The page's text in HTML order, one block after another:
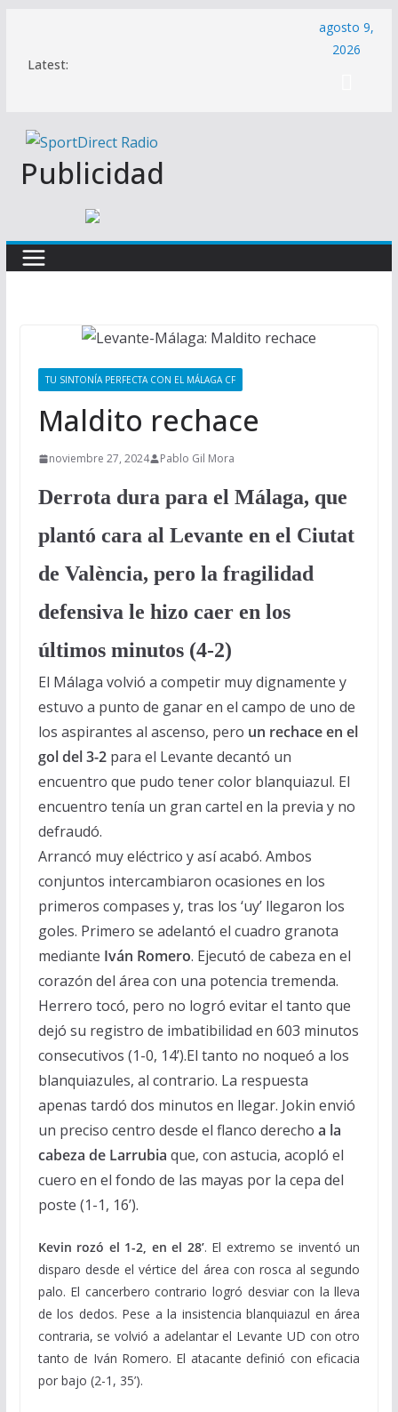
contenido
Latest:
agosto 9,
2026
Publicidad
TU SINTONÍA PERFECTA CON EL MÁLAGA CF
Maldito rechace
noviembre 27, 2024 Pablo Gil Mora
Derrota dura para el Málaga, que
plantó cara al Levante en el Ciutat
de València, pero la fragilidad
defensiva le hizo caer en los
últimos minutos (4-2)
El Málaga volvió a competir muy dignamente y
estuvo a punto de ganar en el campo de uno de
los aspirantes al ascenso, pero un rechace en el
gol del 3-2para el Levante decantó un
encuentro que pudo tener color blanquiazul. El
encuentro tenía un gran cartel en la previa y no
defraudó.
Arrancó muy eléctrico y así acabó. Ambos
conjuntos intercambiaron ocasiones en los
primeros compases y, tras los ‘uy’ llegaron los
goles. Primero se adelantó el cuadro granota
mediante Iván Romero. Ejecutó de cabeza en el
corazón del área con una potencia tremenda.
Herrero tocó, pero no logró evitar el tanto que
dejó su registro de imbatibilidad en 603 minutos
consecutivos (1-0, 14’).El tanto no noqueó a los
blanquiazules, al contrario. La respuesta
apenas tardó dos minutos en llegar. Jokin envió
un preciso centro desde el flanco derecho a la
cabeza de Larrubia que, con astucia, acopló el
cuero en el fondo de las mayas por la cepa del
poste (1-1, 16’).
Kevin rozó el 1-2, en el 28’. El extremo se inventó un
disparo desde el vértice del área con rosca al segundo
palo. El cancerbero contrario logró desviar con la lleva
de los dedos. Pese a la insistencia blanquiazul en área
contraria, se volvió a adelantar el Levante UD con otro
tanto de Iván Romero. El atacante definió con eficacia
por bajo (2-1, 35’).